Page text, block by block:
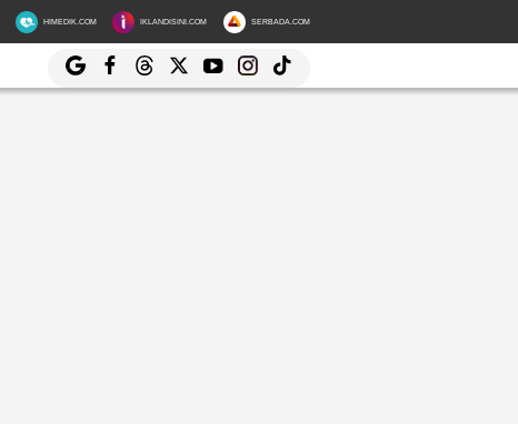
HIMEDIK.COM IKLANDISINI.COM SERBADA.COM